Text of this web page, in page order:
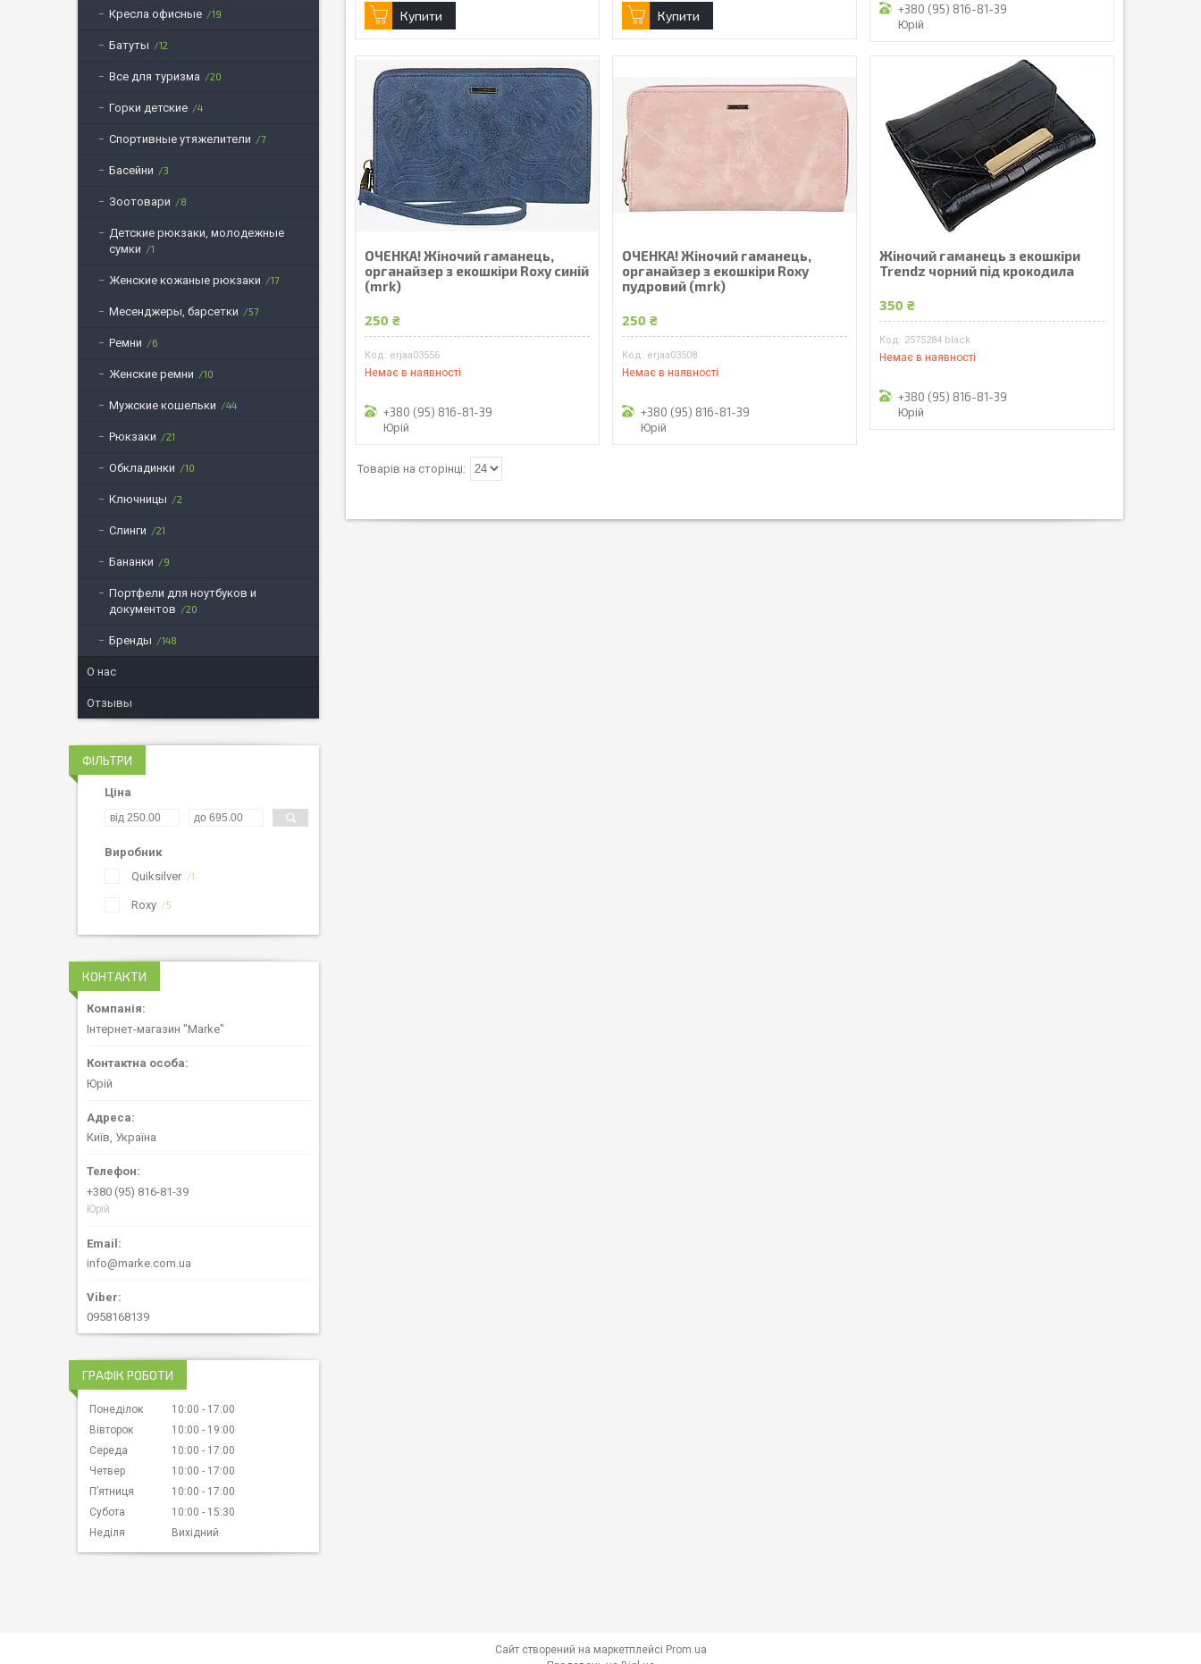
Купити Купити +380 (95) 816-81-39
Юрій
ОЧЕНКА! Жіночий гаманець,
органайзер з екошкіри Roxy синій
(mrk)
250 ₴
erjaa03556
Немає в наявності
+380 (95) 816-81-39
Юрій
ОЧЕНКА! Жіночий гаманець,
органайзер з екошкіри Roxy
пудровий (mrk)
250 ₴
erjaa03508
Немає в наявності
+380 (95) 816-81-39
Юрій
Жіночий гаманець з екошкіри
Trendz чорний під крокодила
350 ₴
2575284 black
Немає в наявності
+380 (95) 816-81-39
Юрій
Кресла офисные 19
Батуты 12
Все для туризма 20
Горки детские 4
Спортивные утяжелители 7
Басейни 3
Зоотовари 8
Детские рюкзаки, молодежные
сумки
1
Женские кожаные рюкзаки 17
Месенджеры, барсетки 57
Ремни 6
Женские ремни 10
Мужские кошельки 44
Рюкзаки 21
Обкладинки 10
Ключницы 2
Слинги 21
Бананки 9
Портфели для ноутбуков и
документов
20
Бренды 148
О нас
Отзывы
ФІЛЬТРИ
Ціна
Виробник
Quiksilver
1
Roxy 5
КОНТАКТИ
Інтернет-магазин "Marke"
Юрій
Київ, Україна
+380 (95) 816-81-39
Юрій
info@marke.com.ua
0958168139
ГРАФІК РОБОТИ
Понеділок 10:00
17:00
Вівторок
10:00
19:00
Середа
10:00
17:00
Четвер
10:00
17:00
Пʼятниця
10:00
17:00
Субота
10:00
15:30
Неділя
Вихідний
Сайт створений на маркетплейсі Prom.ua